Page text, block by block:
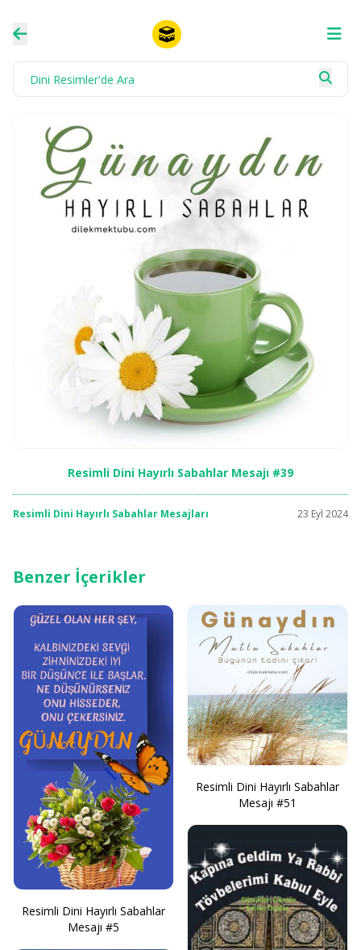
Resimli Dini Hayırlı Sabahlar Mesajı #39
Resimli Dini Hayırlı Sabahlar Mesajları 23 Eyl 2024
Benzer İçerikler
Resimli Dini Hayırlı Sabahlar
Mesajı #5
Resimli Dini Hayırlı Sabahlar
Mesajı #51